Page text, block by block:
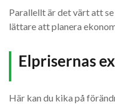
Parallellt är det värt att
lättare att planera
Elprisernas
Här kan du kika på